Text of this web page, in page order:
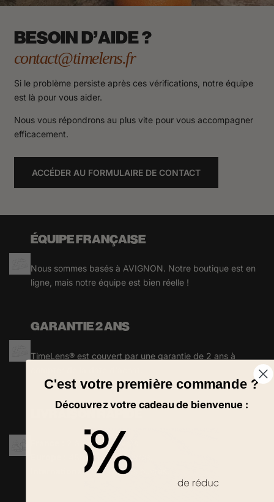
BESOIN D'AIDE ?
contact@timelens.fr
Si le problème persiste après ces vérifications, notre équipe
est là pour vous aider.
Nous vous répondrons au plus vite pour vous accompagner
efficacement.
ACCÉDER AU FORMULAIRE DE CONTACT
ÉQUIPE FRANÇAISE
Nous sommes basés à AVIGNON. Notre boutique est en
ligne, mais notre équipe est bien réelle !
GARANTIE 2 ANS
TimeLens® est couvert par une garantie de 2 ans à
: 2 à 6 jours ouvrés
: 48h à 6 jours ouvrés.
: 6 à 12 jours ouvrés.
C'est votre première commande ?
Découvrez votre cadeau de bienvenue :